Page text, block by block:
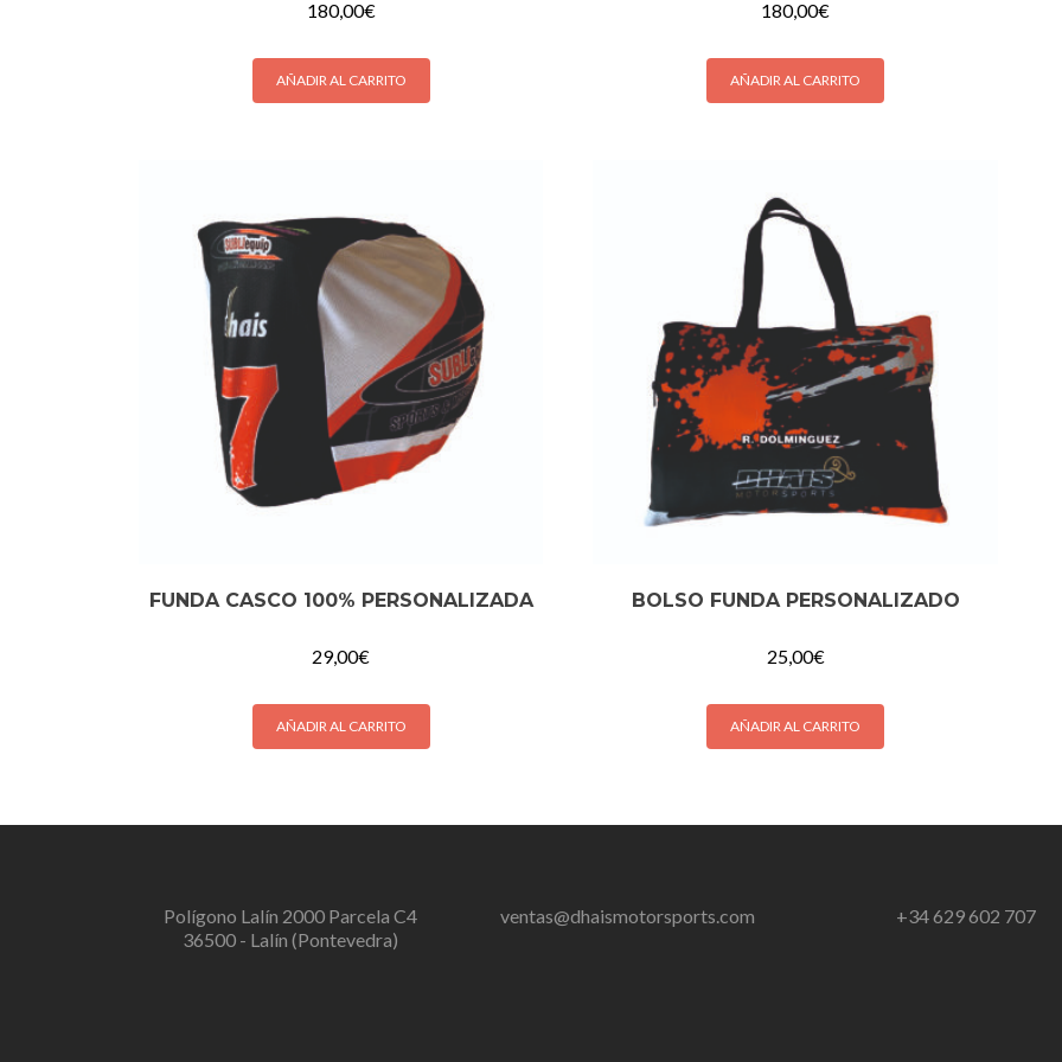
180,00€
AÑADIR AL CARRITO
180,00€
AÑADIR AL CARRITO
FUNDA CASCO 100% PERSONALIZADA
29,00€
AÑADIR AL CARRITO
BOLSO FUNDA PERSONALIZADO
25,00€
AÑADIR AL CARRITO
Polígono Lalín 2000 Parcela C4
36500 - Lalín (Pontevedra)
ventas@dhaismotorsports.com +34 629 602 707